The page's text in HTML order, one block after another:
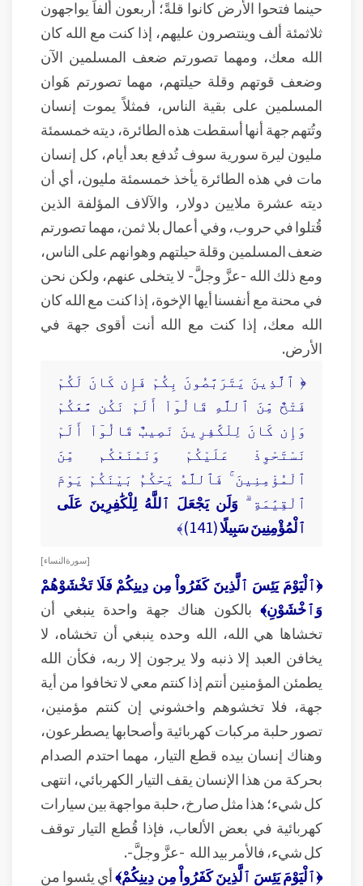
حينما فتحوا الأرض كانوا قلةً؛ أربعون ألفاً يواجهون
ثلاثمئة ألف وينتصرون عليهم، إذا كنت مع الله كان
الله معك، ومهما تصورتم ضعف المسلمين الآن
وضعف قوتهم وقلة حيلتهم، مهما تصورتم هَوان
المسلمين على بقية الناس، فمثلاً يموت إنسان
وتُتهم جهة أنها أسقطت هذه الطائرة، ديته خمسمئة
مليون ليرة سورية سوف تُدفع بعد أيام، كل إنسان
مات في هذه الطائرة يأخذ خمسمئة مليون، أي أن
ديته عشرة ملايين دولار، والآلاف المؤلفة الذين
قُتلوا في حروب، وفي أعمال بلا ثمن، مهما تصورتم
ضعف المسلمين وقلة حيلتهم وهوانهم على الناس،
ومع ذلك الله -عزَّ وجلَّ- لا يتخلى عنهم، ولكن نحن
في محنة مع أنفسنا أيها الإخوة، إذا كنت مع الله كان
الله معك، إذا كنت مع الله أنت أقوى جهة في
الأرض.
﴿ ٱلَّذِينَ يَتَرَبَّصُونَ بِكُمْ فَإِن كَانَ لَكُمْ
فَتْحٌ مِّنَ ٱللَّهِ قَالُوٓاْ أَلَمْ نَكُن مَّعَكُمْ
وَإِن كَانَ لِلْكَٰفِرِينَ نَصِيبٌ قَالُوٓاْ أَلَمْ
نَسْتَحْوِذْ عَلَيْكُمْ وَنَمْنَعْكُم مِّنَ
ٱلْمُؤْمِنِينَ ۚ فَٱللَّهُ يَحْكُمُ بَيْنَكُمْ يَوْمَ
ٱلْقِيَٰمَةِ ۗ وَلَن يَجْعَلَ ٱللَّهُ لِلْكَٰفِرِينَ عَلَى
ٱلْمُؤْمِنِينَ سَبِيلًا(141)﴾
[ سورة النساء ]
﴿ٱلْيَوْمَ يَئِسَ ٱلَّذِينَ كَفَرُواْ مِن دِينِكُمْ فَلَا تَخْشَوْهُمْ
وَٱخْشَوْنِ﴾ بالكون هناك جهة واحدة ينبغي أن
تخشاها هي الله، الله وحده ينبغي أن تخشاه، لا
يخافن العبد إلا ذنبه ولا يرجون إلا ربه، فكأن الله
يطمئن المؤمنين أنتم إذا كنتم معي لا تخافوا من أية
جهة، فلا تخشوهم واخشوني إن كنتم مؤمنين،
تصور حلبة مركبات كهربائية وأصحابها يصطرعون،
وهناك إنسان بيده قطع التيار، مهما احتدم الصدام
بحركة من هذا الإنسان يقف التيار الكهربائي، انتهى
كل شيء؛ هذا مثل صارخ، حلبة مواجهة بين سيارات
كهربائية في بعض الألعاب، فإذا قُطع التيار توقف
كل شيء، فالأمر بيد الله -عزَّ وجلَّ-.
﴿ٱلْيَوْمَ يَئِسَ ٱلَّذِينَ كَفَرُواْ مِن دِينِكُمْ﴾أي يئسوا من